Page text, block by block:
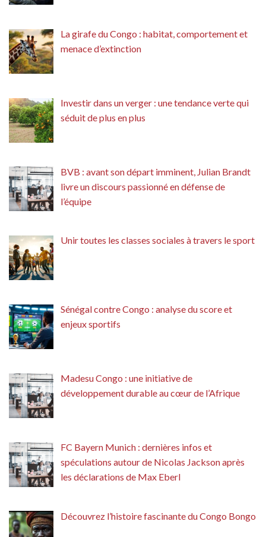
La girafe du Congo : habitat, comportement et
menace d’extinction
Investir dans un verger : une tendance verte qui
séduit de plus en plus
BVB : avant son départ imminent, Julian Brandt
livre un discours passionné en défense de
l’équipe
Unir toutes les classes sociales à travers le sport
Sénégal contre Congo : analyse du score et
enjeux sportifs
Madesu Congo : une initiative de
développement durable au cœur de l’Afrique
FC Bayern Munich : dernières infos et
spéculations autour de Nicolas Jackson après
les déclarations de Max Eberl
Découvrez l’histoire fascinante du Congo Bongo